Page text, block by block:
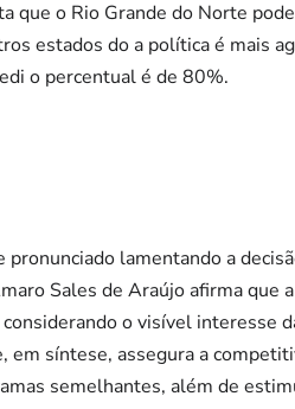
que o Rio Grande do Norte
estados do a política é mais
o percentual é de 80%.
pronunciado lamentando a
Sales de Araújo afirma que
o visível interesse
em síntese, assegura a
semelhantes, além de